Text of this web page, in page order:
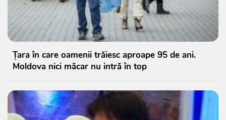
Țara în care oamenii trăiesc aproape 95 de ani.
Moldova nici măcar nu intră în top